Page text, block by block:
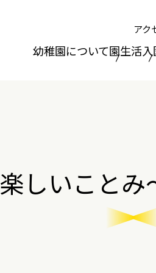
アク
幼稚園について園生活入
楽しいことみ